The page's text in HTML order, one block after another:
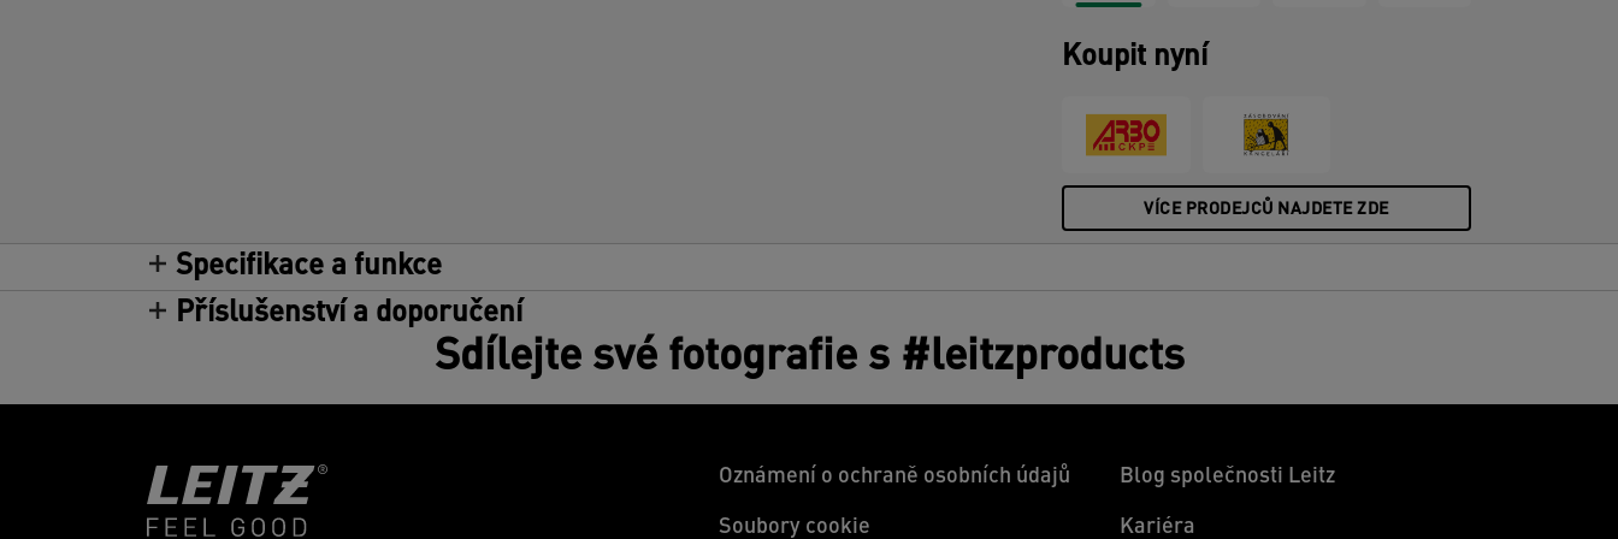
Koupit nyní
VÍCE PRODEJCŮ NAJDETE ZDE
Specifikace a funkce
Příslušenství a doporučení
Sdílejte své fotografie s #leitzproducts
Oznámení o ochraně osobních údajů
Soubory cookie
Blog společnosti Leitz
Kariéra